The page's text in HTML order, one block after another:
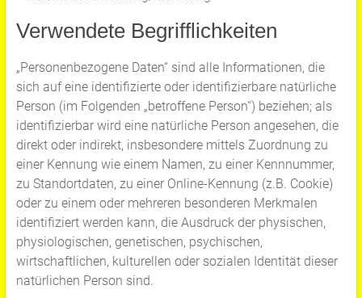
Verwendete Begrifflichkeiten
„Personenbezogene Daten“ sind alle Informationen, die
sich auf eine identifizierte oder identifizierbare natürliche
Person (im Folgenden „betroffene Person“) beziehen; als
identifizierbar wird eine natürliche Person angesehen, die
direkt oder indirekt, insbesondere mittels Zuordnung zu
einer Kennung wie einem Namen, zu einer Kennnummer,
zu Standortdaten, zu einer Online-Kennung (z.B. Cookie)
oder zu einem oder mehreren besonderen Merkmalen
identifiziert werden kann, die Ausdruck der physischen,
physiologischen, genetischen, psychischen,
wirtschaftlichen, kulturellen oder sozialen Identität dieser
natürlichen Person sind.